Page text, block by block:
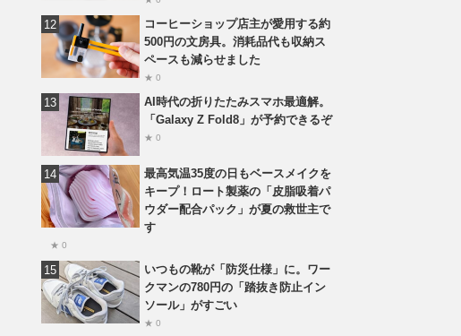
コーヒーショップ店主が愛用する約
500円の文房具。消耗品代も収納ス
ペースも減らせました
★ 0
AI時代の折りたたみスマホ最適解。
「Galaxy Z Fold8」が予約できるぞ
★ 0
最高気温35度の日もベースメイクを
キープ！ロート製薬の「皮脂吸着パ
ウダー配合パック」が夏の救世主で
す
★ 0
いつもの靴が「防災仕様」に。ワー
クマンの780円の「踏抜き防止イン
ソール」がすごい
★ 0